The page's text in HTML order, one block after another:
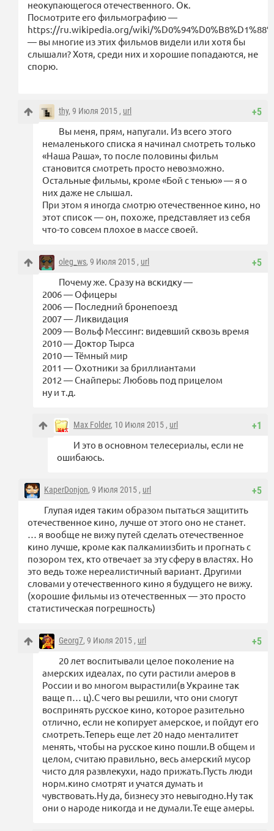
неокупающегося отечественного. Ок.
Посмотрите его фильмографию —
https://ru.wikipedia.org/wiki/
— вы многие из этих фильмов видели или хотя бы
слышали? Хотя, среди них и хорошие попадаются, не
спорю.
+5
thy, 9 Июля 2015 , url
Вы меня, прям, напугали. Из всего этого
немаленького списка я начинал смотреть только
«Наша Раша», то после половины фильм
становится смотреть просто невозможно.
Остальные фильмы, кроме «Бой с тенью» — я о
них даже не слышал.
При этом я иногда смотрю отечественное кино, но
этот список — он, похоже, представляет из себя
что-то совсем плохое в массе своей.
+5
oleg_ws, 9 Июля 2015 , url
Почему же. Сразу на вскидку —
2006 — Офицеры
2006 — Последний бронепоезд
2007 — Ликвидация
2009 — Вольф Мессинг: видевший сквозь время
2010 — Доктор Тырса
2010 — Тёмный мир
2011 — Охотники за бриллиантами
2012 — Снайперы: Любовь под прицелом
ну и т.д.
+1
Max Folder, 10 Июля 2015 , url
И это в основном телесериалы, если не
ошибаюсь.
+5
KaperDonjon, 9 Июля 2015 , url
Глупая идея таким образом пытаться защитить
отечественное кино, лучше от этого оно не станет.
… я вообще не вижу путей сделать отечественное
кино лучше, кроме как палкамиизбить и прогнать с
позором тех, кто отвечает за эту сферу в властях. Но
это ведь тоже нереалистичный вариант. Другими
словами у отечественного кино я будущего не вижу.
(хорошие фильмы из отечественных — это просто
статистическая погрешность)
+5
Georg7, 9 Июля 2015 , url
20 лет воспитывали целое поколение на
амерских идеалах, по сути растили амеров в
России и во многом вырастили(в Украине так
ваще п… ц).С чего вы решили, что они смогут
воспринять русское кино, которое разительно
отлично, если не копирует амерское, и пойдут его
смотреть.Теперь еще лет 20 надо менталитет
менять, чтобы на русское кино пошли.В общем и
целом, считаю правильно, весь амерский мусор
чисто для развлекухи, надо прижать.Пусть люди
норм.кино смотрят и учатся думать и
чувствовать.Ну да, бизнесу это невыгодно.Ну так
они о народе никогда и не думали.Те еще амеры.